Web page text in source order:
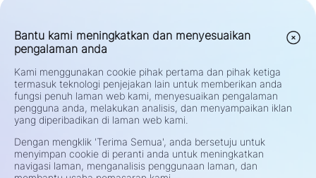
peraturan. Kumpulan ini sentiasa mengkaji dan mengemas kini
sekatan mereka mengikut perubahan peraturan.
Asing (Forex) adalah produk leveraj dan membawa risiko tinggi
kehilangan modal yang cepat. Trading instrumen tersebut
mungkin tidak sesuai untuk semua pelabur. Potensi keuntungan
atau kerugian anda berkait langsung dengan turun naik harga
pasaran. Sebelum berdagang, pertimbangkan dengan teliti
objektif pelaburan anda, tahap pengalaman, keadaan
kewangan, dan toleransi risiko. Jika anda tidak pasti tentang
risiko atau syarat trading, dapatkan nasihat yang bebas
daripada penasihat kewangan yang berkelayakan. Jangan
berdagang dengan dana yang anda tidak mampu untuk rugi.
Bantu kami meningkatkan dan menyesuaikan
pengalaman anda
Kami menggunakan cookie pihak pertama dan pihak ketiga
termasuk teknologi penjejakan lain untuk memberikan anda
fungsi penuh laman web kami, menyesuaikan pengalaman
pengguna anda, melakukan analisis, dan menyampaikan iklan
yang diperibadikan di laman web kami.
Dengan mengklik 'Terima Semua', anda bersetuju untuk
menyimpan cookie di peranti anda untuk meningkatkan
navigasi laman, menganalisis penggunaan laman, dan